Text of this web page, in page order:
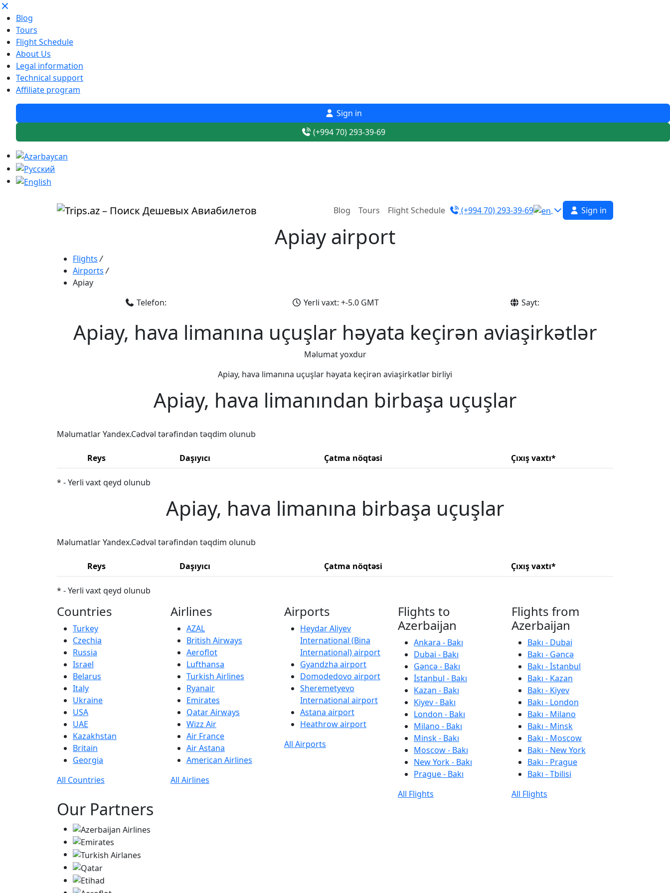
Blog
Tours
Flight Schedule
About Us
Legal information
Technical support
Affiliate program
Sign in
(+994 70) 293-39-69
Blog Tours Flight Schedule (+994 70) 293-39-69 Sign in
Apiay airport
Flights /
Airports /
Apiay
Telefon:
Yerli vaxt: +-5.0 GMT Sayt:
Apiay, hava limanına uçuşlar həyata keçirən aviaşirkətlər
Məlumat yoxdur
Apiay, hava limanına uçuşlar həyata keçirən aviaşirkətlər birliyi
Apiay, hava limanından birbaşa uçuşlar
Məlumatlar Yandex.Cədvəl tərəfindən təqdim olunub
Reys Daşıyıcı Çatma nöqtəsi Çıxış vaxtı*
* - Yerli vaxt qeyd olunub
Apiay, hava limanına birbaşa uçuşlar
Məlumatlar Yandex.Cədvəl tərəfindən təqdim olunub
Reys Daşıyıcı Çatma nöqtəsi Çıxış vaxtı*
* - Yerli vaxt qeyd olunub
Countries
Turkey
Czechia
Russia
Israel
Belarus
Italy
Ukraine
USA
UAE
Kazakhstan
Britain
Georgia
All Countries
Airlines
AZAL
British Airways
Aeroflot
Lufthansa
Turkish Airlines
Ryanair
Emirates
Qatar Airways
Wizz Air
Air France
Air Astana
American Airlines
All Airlines
Airports
Heydar Aliyev
International (Bina
International) airport
Gyandzha airport
Domodedovo airport
Sheremetyevo
International airport
Astana airport
Heathrow airport
All Airports
Flights to
Azerbaijan
Ankara - Bakı
Dubai - Bakı
Gəncə - Bakı
İstanbul - Bakı
Kazan - Bakı
Kiyev - Bakı
London - Bakı
Milano - Bakı
Minsk - Bakı
Moscow - Bakı
New York - Bakı
Prague - Bakı
All Flights
Flights from
Azerbaijan
Bakı - Dubai
Bakı - Gəncə
Bakı - İstanbul
Bakı - Kazan
Bakı - Kiyev
Bakı - London
Bakı - Milano
Bakı - Minsk
Bakı - Moscow
Bakı - New York
Bakı - Prague
Bakı - Tbilisi
All Flights
Our Partners